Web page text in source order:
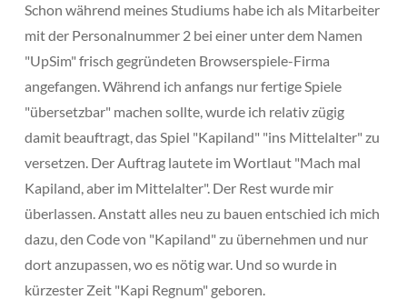
Schon während meines Studiums habe ich als Mitarbeiter
mit der Personalnummer 2 bei einer unter dem Namen
"UpSim" frisch gegründeten Browserspiele-Firma
angefangen. Während ich anfangs nur fertige Spiele
"übersetzbar" machen sollte, wurde ich relativ zügig
damit beauftragt, das Spiel "Kapiland" "ins Mittelalter" zu
versetzen. Der Auftrag lautete im Wortlaut "Mach mal
Kapiland, aber im Mittelalter". Der Rest wurde mir
überlassen. Anstatt alles neu zu bauen entschied ich mich
dazu, den Code von "Kapiland" zu übernehmen und nur
dort anzupassen, wo es nötig war. Und so wurde in
kürzester Zeit "Kapi Regnum" geboren.